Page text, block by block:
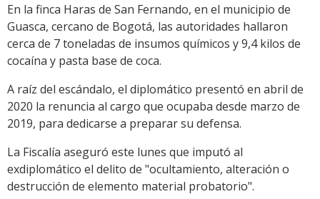
En la finca Haras de San Fernando, en el municipio de
Guasca, cercano de Bogotá, las autoridades hallaron
cerca de 7 toneladas de insumos químicos y 9,4 kilos de
cocaína y pasta base de coca.
A raíz del escándalo, el diplomático presentó en abril de
2020 la renuncia al cargo que ocupaba desde marzo de
2019, para dedicarse a preparar su defensa.
La Fiscalía aseguró este lunes que imputó al
exdiplomático el delito de "ocultamiento, alteración o
destrucción de elemento material probatorio".